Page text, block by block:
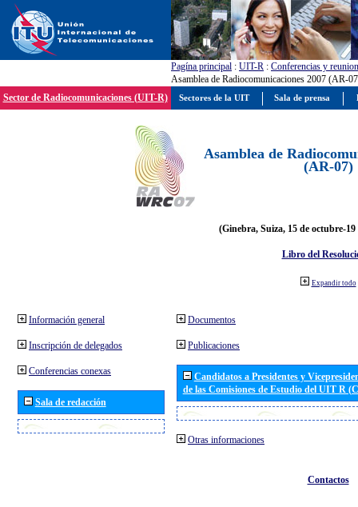
Pagína principal : UIT-R : Conferencias y
Asamblea de Radiocomunicaciones 2007 (AR-
Sector de Radiocomunicaciones (UIT-R)
Asamblea de
(AR-07)
(Ginebra, Suiza, 15 de octubre-19
Libro del
Expandir todo
Información general
Inscripción de delegados
Conferencias conexas
Sala de redacción
Documentos
Publicaciones
Candidatos a Presidentes y
de las Comisiones de Estudio del UIT R
Otras informaciones
Contactos
Sectores de la UIT Sala de prensa